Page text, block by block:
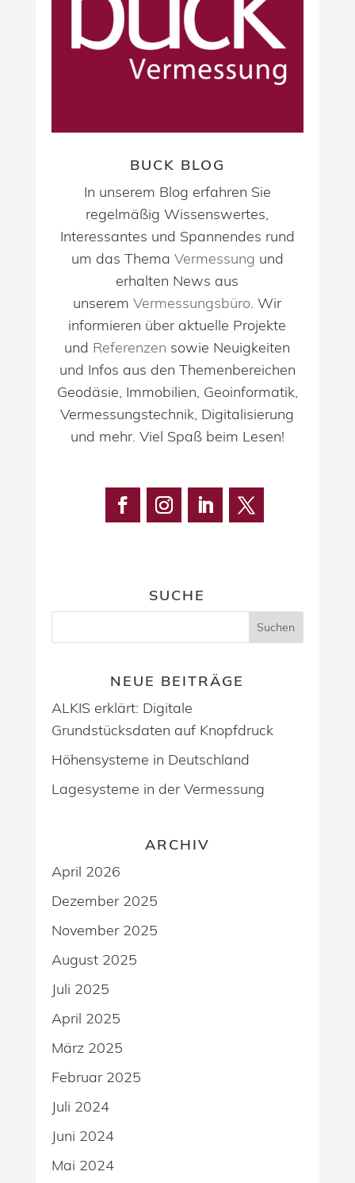
BUCK BLOG
In unserem Blog erfahren Sie
regelmäßig Wissenswertes,
Interessantes und Spannendes rund
um das Thema Vermessung und
erhalten News aus
unseremVermessungsbüro. Wir
informieren über aktuelle Projekte
und Referenzen sowie Neuigkeiten
und Infos aus den Themenbereichen
Geodäsie, Immobilien, Geoinformatik,
Vermessungstechnik, Digitalisierung
und mehr. Viel Spaß beim Lesen!
SUCHE
NEUE BEITRÄGE
ALKIS erklärt: Digitale
Grundstücksdaten auf Knopfdruck
Höhensysteme in Deutschland
Lagesysteme in der Vermessung
ARCHIV
April 2026
Dezember 2025
November 2025
August 2025
Juli 2025
April 2025
März 2025
Februar 2025
Juli 2024
Juni 2024
Mai 2024